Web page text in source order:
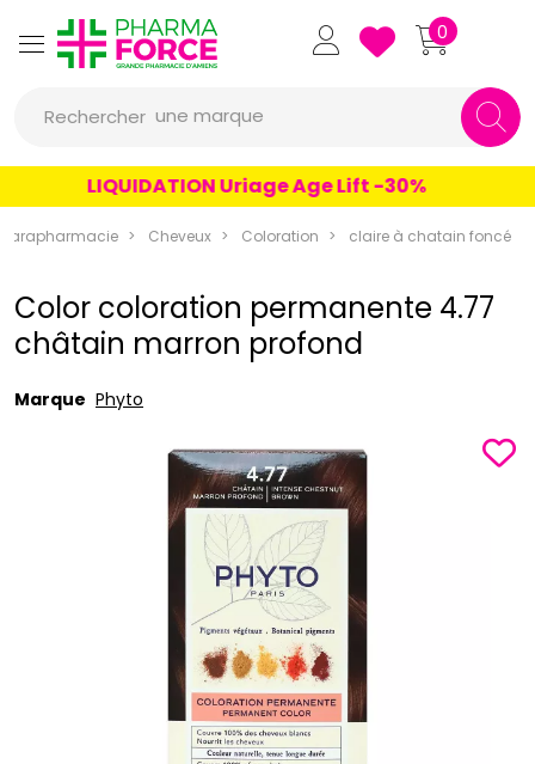
Pharmaforce Grande Pharmacie
0
Rechercher
un produit
une marque
LIQUIDATION Uriage Age Lift -30%
Parapharmacie Cheveux Coloration claire à chatain foncé
Color coloration permanente 4.77
châtain marron profond
Marque Phyto